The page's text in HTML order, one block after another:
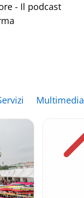
- Il podcast
Multimedia